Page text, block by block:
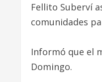
Fellito Suberví
comunidades
Informó que el
Domingo.